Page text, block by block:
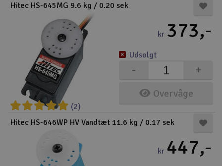
Hitec HS-645MG 9.6 kg / 0.20 sek
(2)
kr 373,-
Overvåge
+
-
Udsolgt
Hitec HS-646WP HV Vandtæt 11.6 kg / 0.17 sek
kr 447,-